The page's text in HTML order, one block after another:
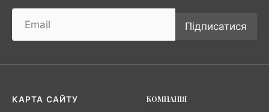
Підписатися
КАРТА САЙТУ
КОМПАНІЯ